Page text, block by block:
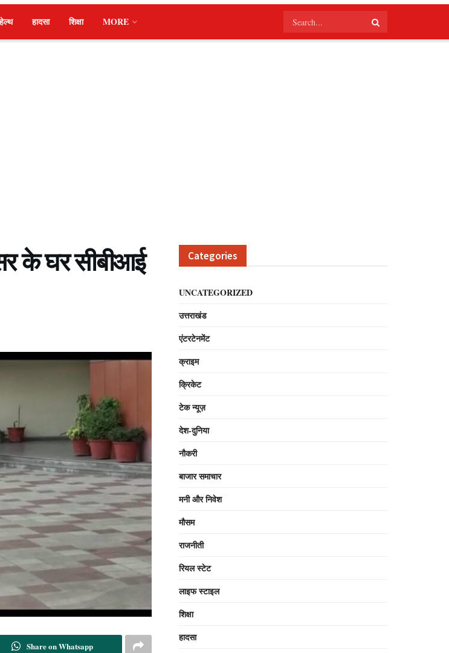
हेल्थ हादसा शिक्षा MORE
के घर सीबीआई
Share on Whatsapp
Categories
UNCATEGORIZED
उत्तराखंड
एंटरटेनमेंट
क्राइम
क्रिकेट
टेक न्यूज़
देश-दुनिया
नौकरी
बाजार समाचार
मनी और निवेश
मौसम
राजनीती
रियल स्टेट
लाइफ स्टाइल
शिक्षा
हादसा